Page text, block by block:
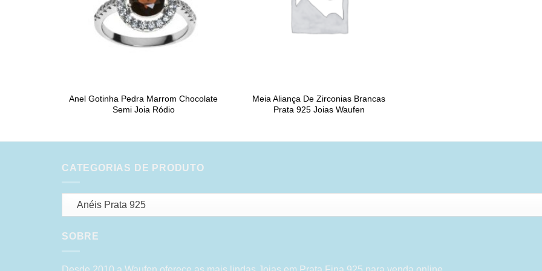
Anel Gotinha Pedra Marrom Chocolate
Semi Joia Ródio
Meia Aliança De Zirconias Brancas
Prata 925 Joias Waufen
CATEGORIAS DE PRODUTO
Anéis Prata 925
SOBRE